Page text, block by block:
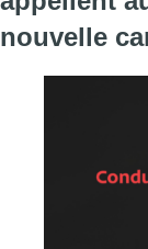
nouvelle